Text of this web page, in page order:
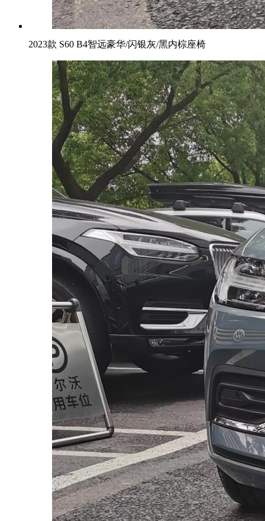
2023款 S60 B4智远豪华/闪银灰/黑内棕座椅